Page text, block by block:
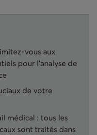
vous aux
pour l’analyse de
de votre
médical : tous les
sont traités dans